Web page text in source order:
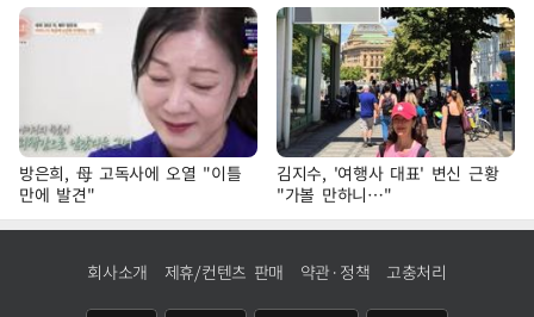
방은희, 母 고독사에 오열 "이틀
만에 발견"
김지수, '여행사 대표' 변신 근황
"가볼 만하니…"
회사소개 제휴/컨텐츠 판매 약관·정책 고충처리